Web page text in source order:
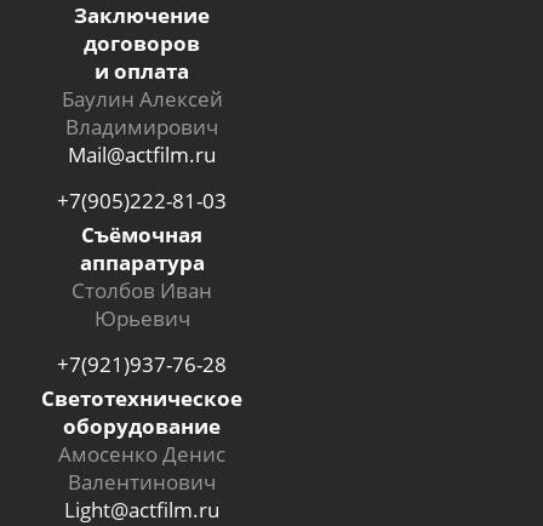
Заключение
договоров
и оплата
Баулин Алексей
Владимирович
Mail@actfilm.ru
+7(905)222-81-03
Съёмочная
аппаратура
Столбов Иван
Юрьевич
+7(921)937-76-28
Светотехническое
оборудование
Амосенко Денис
Валентинович
Light@actfilm.ru